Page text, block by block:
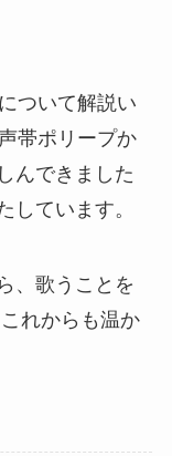
ついて解説い
帯ポリープか
んできました
しています。
、歌うことを
れからも温か